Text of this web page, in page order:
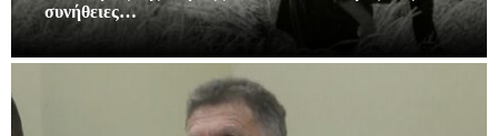
συνήθειες…